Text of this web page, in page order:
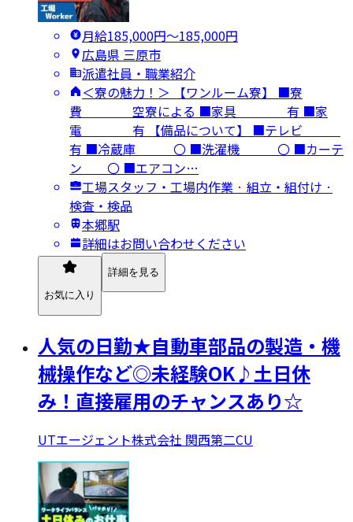
月給185,000円〜185,000円
広島県 三原市
派遣社員・職業紹介
＜寮の魅力！＞ 【ワンルーム寮】 ■寮
費 空寮による ■家具 有 ■家
電 有 【備品について】 ■テレビ
有 ■冷蔵庫 〇 ■洗濯機 〇 ■カーテ
ン 〇 ■エアコン…
工場スタッフ・工場内作業 · 組立・組付け ·
検査・検品
本郷駅
詳細はお問い合わせください
お気に入り
詳細を見る
人気の日勤★自動車部品の製造・機
械操作など◎未経験OK♪土日休
み！直接雇用のチャンスあり☆
UTエージェント株式会社 関西第二CU